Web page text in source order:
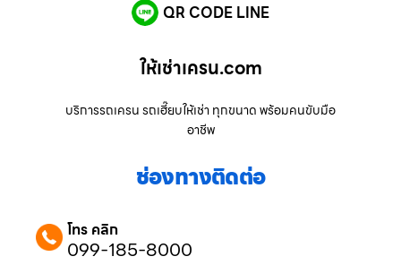
QR CODE LINE
ให้เช่าเครน.com
บริการรถเครน รถเฮี๊ยบให้เช่า ทุกขนาด พร้อมคนขับมือ
อาชีพ
ช่องทางติดต่อ
โทร คลิก
099-185-8000